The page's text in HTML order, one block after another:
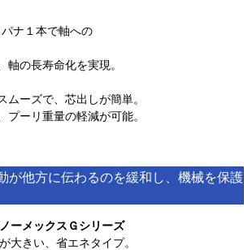
ナ１本で軸への
の長寿命化を実現。
ーズで、芯出しが簡単。
ーリ重量の軽減が可能。
が他方に伝わるのを緩和し、機械を保護
ーメックスＧシリーズ
大きい、省エネタイプ。